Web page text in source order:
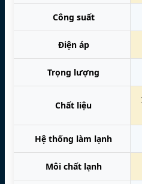
Công suất
Điện áp
Trọng lượng
Chất liệu
Hệ thống làm lạnh
Môi chất lạnh